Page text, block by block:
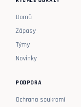
Domů
Zápasy
Týmy
Novinky
PODPORA
Ochrana soukromí